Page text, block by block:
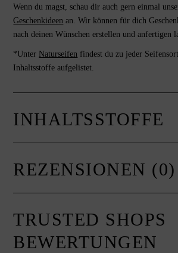
Wenn du magst, schau dir auch gern einmal
Geschenkideen an. Wir können für dich
nach deinen Wünschen erstellen und anfertigen
*Unter Naturseifen findest du zu jeder
Inhaltsstoffe aufgelistet.
INHALTSSTOFFE
REZENSIONEN (0)
TRUSTED SHOPS
BEWERTUNGEN